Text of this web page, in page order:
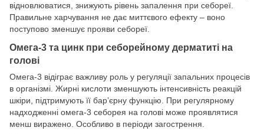
відновлюватися, знижують рівень запалення при себореї.
Правильне харчування не дає миттєвого ефекту – воно
поступово зменшує прояви себореї.
Омега-3 та цинк при себорейному дерматиті на
голові
Омега-3 відіграє важливу роль у регуляції запальних процесів
в організмі. Жирні кислоти зменшують інтенсивність реакцій
шкіри, підтримують її бар’єрну функцію. При регулярному
надходженні омега-3 себорея на голові може проявлятися
менш виражено. Особливо в періоди загострення.